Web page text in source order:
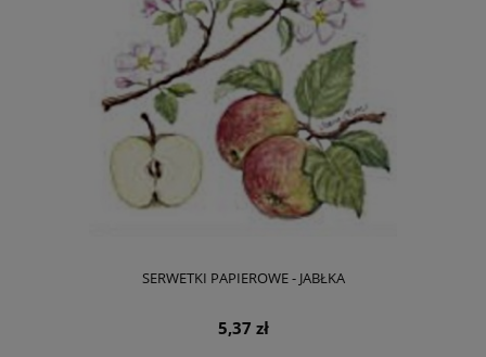
SERWETKI PAPIEROWE - JABŁKA
5,37 zł